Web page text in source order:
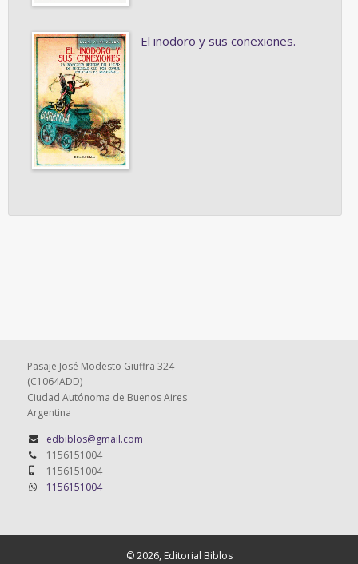
El inodoro y sus conexiones.
Pasaje José Modesto Giuffra 324
(C1064ADD)
Ciudad Autónoma de Buenos Aires
Argentina
edbiblos@gmail.com
1156151004
1156151004
1156151004
© 2026, Editorial Biblos